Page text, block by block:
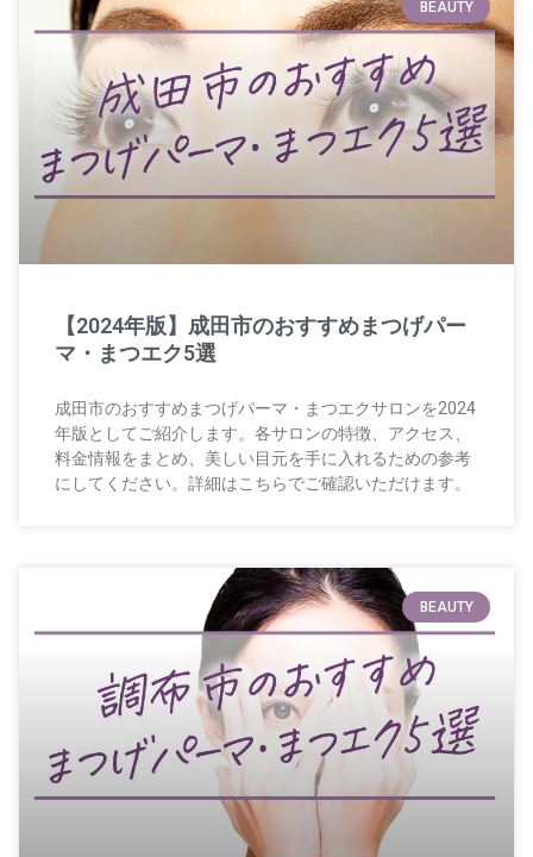
BEAUTY
【2024年版】成田市のおすすめまつげパー
マ・まつエク5選
成田市のおすすめまつげパーマ・まつエクサロンを2024
年版としてご紹介します。各サロンの特徴、アクセス、
料金情報をまとめ、美しい目元を手に入れるための参考
にしてください。詳細はこちらでご確認いただけます。
BEAUTY